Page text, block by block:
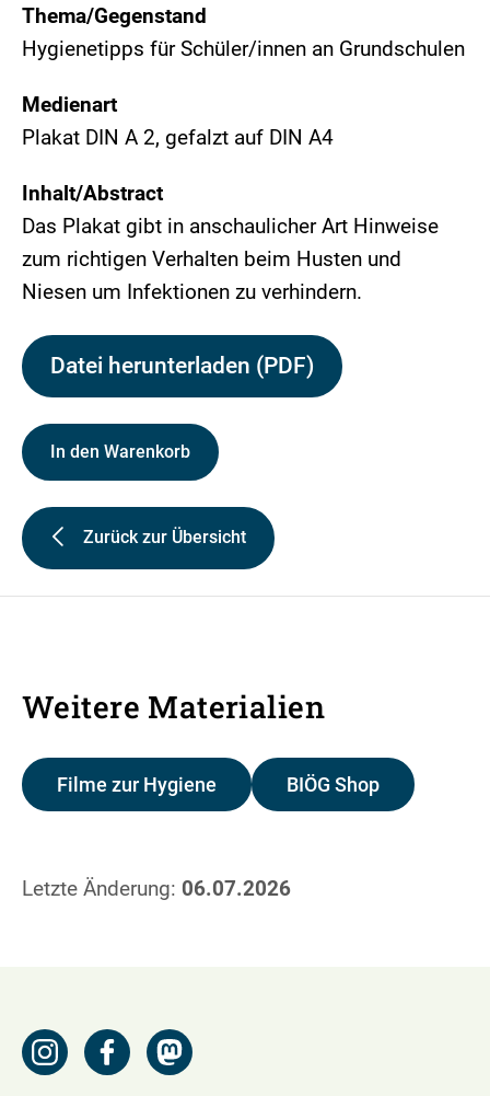
Thema/Gegenstand
Hygienetipps für Schüler/innen an Grundschulen
Medienart
Plakat DIN A 2, gefalzt auf DIN A4
Inhalt/Abstract
Das Plakat gibt in anschaulicher Art Hinweise
zum richtigen Verhalten beim Husten und
Niesen um Infektionen zu verhindern.
Datei herunterladen (PDF)
In den Warenkorb
Zurück zur Übersicht
Weitere Materialien
Filme zur Hygiene BIÖG Shop
Letzte Änderung: 06.07.2026